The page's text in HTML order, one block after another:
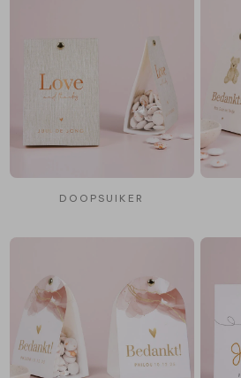
DOOPSUIKER